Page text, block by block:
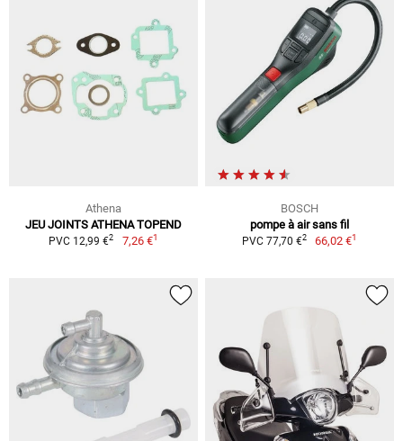
Athena
JEU JOINTS ATHENA TOPEND
PVC 12,99 €2 7,26 €1
BOSCH
pompe à air sans fil
PVC 77,70 €2 66,02 €1